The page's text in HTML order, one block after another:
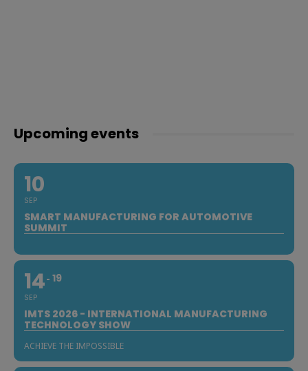
Upcoming events
10
SEP
SMART MANUFACTURING FOR AUTOMOTIVE
SUMMIT
14
SEP
19
IMTS 2026 - INTERNATIONAL MANUFACTURING
TECHNOLOGY SHOW
ACHIEVE THE IMPOSSIBLE